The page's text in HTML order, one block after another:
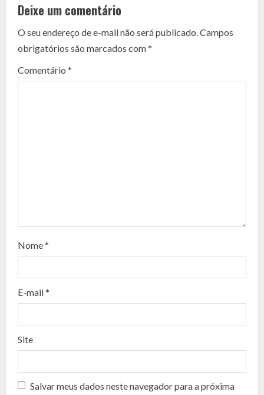
n
t
i
a
d
n
g
Deixe um comentário
O seu endereço de e-mail não será publicado. Campos
obrigatórios são marcados com*
Comentário *
Nome*
E-mail*
Site
Salvar meus dados neste navegador para a próxima